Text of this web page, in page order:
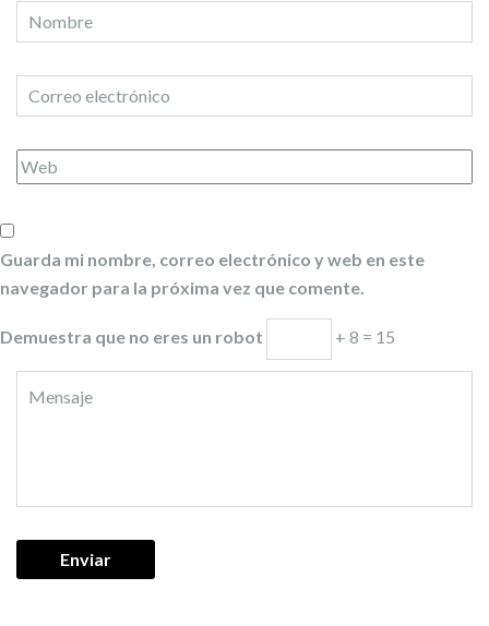
Guarda mi nombre, correo electrónico y web en este
navegador para la próxima vez que comente.
Demuestra que no eres un robot + 8 = 15